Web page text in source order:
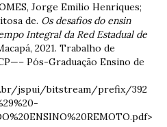
Jorge Emilio Henriques;
de. Os desafios do ensin
Integral da Red Estadual de
2021. Trabalho de
Pós-Graduação Ensino de
jspui/bitstream/prefix/392